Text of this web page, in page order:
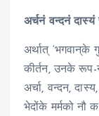
अर्चनं वन्दनं
अर्थात् ‘भगवान्‌के
कीर्तन, उनके रूप-
अर्चा, वन्दन,
भेदोंके मर्मको नौ